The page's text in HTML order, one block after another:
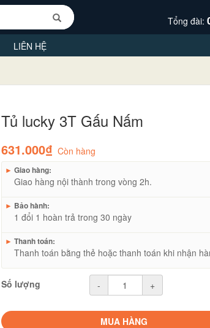
Tổng đài:
LIÊN HỆ
Tủ lucky 3T Gấu Nấm
631.000₫ Còn hàng
► Giao hàng:
Giao hàng nội thành trong vòng 2h.
► Bảo hành:
1 đổi 1 hoàn trả trong 30 ngày
► Thanh toán:
Thanh toán bằng thẻ hoặc thanh toán khi nhận
Số lượng - +
MUA HÀNG